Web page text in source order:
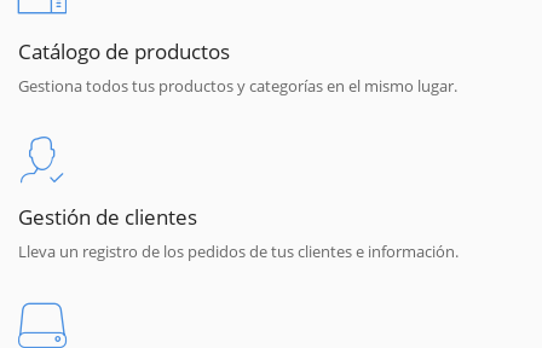
Catálogo de productos
Gestiona todos tus productos y categorías en el mismo lugar.
Gestión de clientes
Lleva un registro de los pedidos de tus clientes e información.